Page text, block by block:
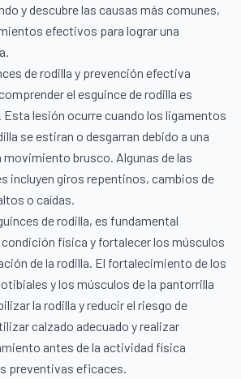
y descubre las causas más comunes,
efectivos para lograr una
de rodilla y prevención efectiva
el esguince de rodilla es
lesión ocurre cuando los ligamentos
se estiran o desgarran debido a una
brusco. Algunas de las
incluyen giros repentinos, cambios de
o caídas.
de rodilla, es fundamental
condición física y fortalecer los músculos
de la rodilla. El fortalecimiento de los
y los músculos de la pantorrilla
la rodilla y reducir el riesgo de
calzado adecuado y realizar
antes de la actividad física
preventivas eficaces.